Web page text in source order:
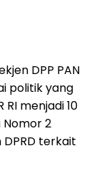
DPP PAN
politik yang
menjadi 10
2
DPRD terkait